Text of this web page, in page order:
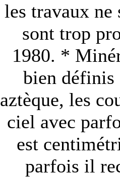
les travaux ne
sont trop
1980. *
bien définis
aztèque, les
ciel avec
est
parfois il